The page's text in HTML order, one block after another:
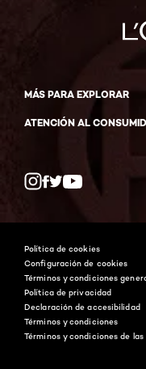
MÁS PARA EXPLORAR
ATENCIÓN AL
Política de cookies
Configuración de cookies
Términos y condiciones
Política de privacidad
Declaración de accesibilidad
Términos y condiciones
Términos y condiciones de